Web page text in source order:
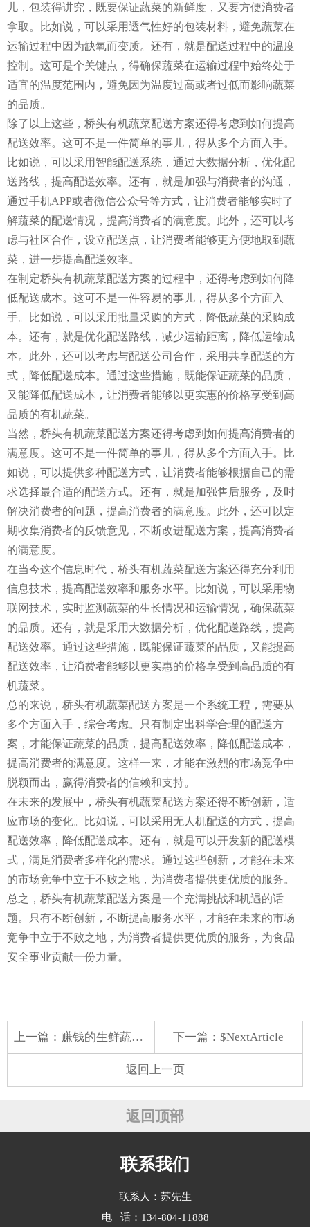
儿，包装得讲究，既要保证蔬菜的新鲜度，又要方便消费者
拿取。比如说，可以采用透气性好的包装材料，避免蔬菜在
运输过程中因为缺氧而变质。还有，就是配送过程中的温度
控制。这可是个关键点，得确保蔬菜在运输过程中始终处于
适宜的温度范围内，避免因为温度过高或者过低而影响蔬菜
的品质。
除了以上这些，桥头有机蔬菜配送方案还得考虑到如何提高
配送效率。这可不是一件简单的事儿，得从多个方面入手。
比如说，可以采用智能配送系统，通过大数据分析，优化配
送路线，提高配送效率。还有，就是加强与消费者的沟通，
通过手机APP或者微信公众号等方式，让消费者能够实时了
解蔬菜的配送情况，提高消费者的满意度。此外，还可以考
虑与社区合作，设立配送点，让消费者能够更方便地取到蔬
菜，进一步提高配送效率。
在制定桥头有机蔬菜配送方案的过程中，还得考虑到如何降
低配送成本。这可不是一件容易的事儿，得从多个方面入
手。比如说，可以采用批量采购的方式，降低蔬菜的采购成
本。还有，就是优化配送路线，减少运输距离，降低运输成
本。此外，还可以考虑与配送公司合作，采用共享配送的方
式，降低配送成本。通过这些措施，既能保证蔬菜的品质，
又能降低配送成本，让消费者能够以更实惠的价格享受到高
品质的有机蔬菜。
当然，桥头有机蔬菜配送方案还得考虑到如何提高消费者的
满意度。这可不是一件简单的事儿，得从多个方面入手。比
如说，可以提供多种配送方式，让消费者能够根据自己的需
求选择最合适的配送方式。还有，就是加强售后服务，及时
解决消费者的问题，提高消费者的满意度。此外，还可以定
期收集消费者的反馈意见，不断改进配送方案，提高消费者
的满意度。
在当今这个信息时代，桥头有机蔬菜配送方案还得充分利用
信息技术，提高配送效率和服务水平。比如说，可以采用物
联网技术，实时监测蔬菜的生长情况和运输情况，确保蔬菜
的品质。还有，就是采用大数据分析，优化配送路线，提高
配送效率。通过这些措施，既能保证蔬菜的品质，又能提高
配送效率，让消费者能够以更实惠的价格享受到高品质的有
机蔬菜。
总的来说，桥头有机蔬菜配送方案是一个系统工程，需要从
多个方面入手，综合考虑。只有制定出科学合理的配送方
案，才能保证蔬菜的品质，提高配送效率，降低配送成本，
提高消费者的满意度。这样一来，才能在激烈的市场竞争中
脱颖而出，赢得消费者的信赖和支持。
在未来的发展中，桥头有机蔬菜配送方案还得不断创新，适
应市场的变化。比如说，可以采用无人机配送的方式，提高
配送效率，降低配送成本。还有，就是可以开发新的配送模
式，满足消费者多样化的需求。通过这些创新，才能在未来
的市场竞争中立于不败之地，为消费者提供更优质的服务。
总之，桥头有机蔬菜配送方案是一个充满挑战和机遇的话
题。只有不断创新，不断提高服务水平，才能在未来的市场
竞争中立于不败之地，为消费者提供更优质的服务，为食品
安全事业贡献一份力量。
上一篇： 赚钱的生鲜蔬菜配送 下一篇：$NextArticle
返回上一页
返回顶部
联系我们
联系人：苏先生
电 话：134-804-11888